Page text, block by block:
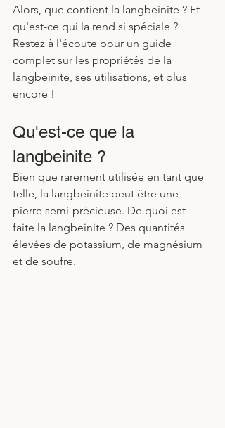
Alors, que contient la langbeinite ? Et
qu'est-ce qui la rend si spéciale ?
Restez à l'écoute pour un guide
complet sur les propriétés de la
langbeinite, ses utilisations, et plus
encore !
Qu'est-ce que la
langbeinite ?
Bien que rarement utilisée en tant que
telle, la langbeinite peut être une
pierre semi-précieuse. De quoi est
faite la langbeinite ? Des quantités
élevées de potassium, de magnésium
et de soufre.